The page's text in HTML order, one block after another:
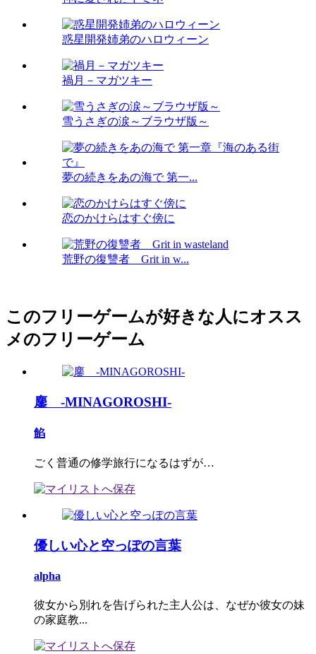
惑星開発姉弟のハロウィーン
禍月－マガツキー
雪うさぎの涙～ブラウザ版～
夢の続きをあの海で 第一...
恋のかけらはすぐ傍に
荒野の復讐者 Grit in w...
このフリーゲームが好きな人にオスス
メのフリーゲーム
鏖 -MINAGOROSHI-
餡
ごく普通の修学旅行になるはずが…
優しい心と空っぽの言葉
alpha
彼女から別れを告げられた主人公は、なぜか彼女の妹
の家庭教...